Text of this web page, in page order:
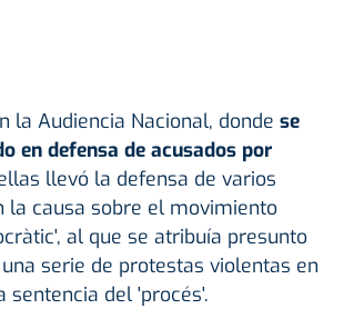
la Audiencia Nacional, donde se
en defensa de acusados por
llevó la defensa de varios
la causa sobre el movimiento
al que se atribuía presunto
serie de protestas violentas en
sentencia del 'procés'.